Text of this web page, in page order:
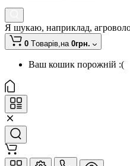
Я шукаю, наприклад,
0 Tоварів,на 0грн.
Ваш кошик порожній :(